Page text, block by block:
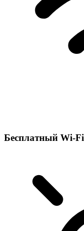
Бесплатный Wi-Fi